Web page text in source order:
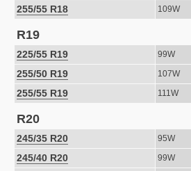
255/55 R18 109W
R19
225/55 R19 99W
255/50 R19 107W
255/55 R19 111W
R20
245/35 R20 95W
245/40 R20 99W